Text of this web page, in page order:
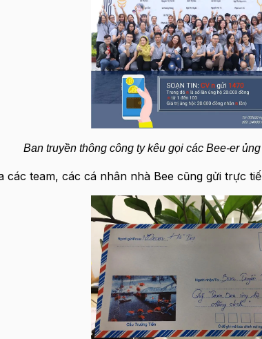
Ban truyền thông công ty kêu gọi các Bee-er
các team, các cá nhân nhà Bee cũng gửi trực